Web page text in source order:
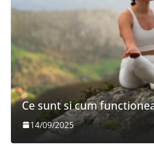
Ce sunt si cum
14/09/2025